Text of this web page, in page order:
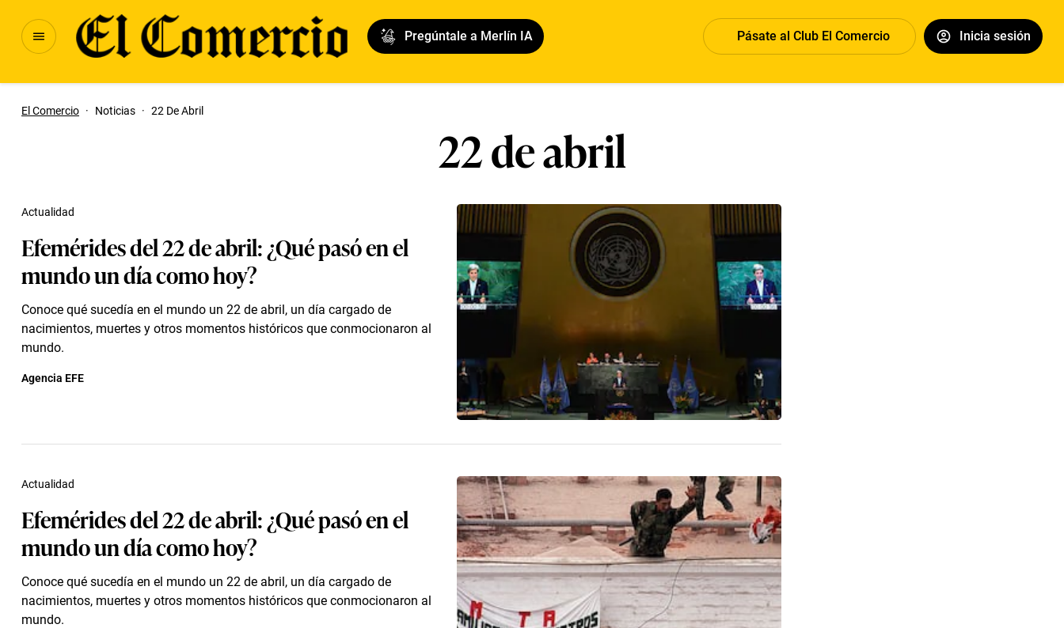
Pregúntale a Merlín IA Pásate al Club El Comercio Inicia sesión
El Comercio · Noticias · 22 De Abril
22 de abril
Efemérides del 22 de abril: ¿Qué pasó en el
mundo un día como hoy?
Conoce qué sucedía en el mundo un 22 de abril, un día cargado de
nacimientos, muertes y otros momentos históricos que conmocionaron al
mundo.
Actualidad
Agencia EFE
Efemérides del 22 de abril: ¿Qué pasó en el
mundo un día como hoy?
Conoce qué sucedía en el mundo un 22 de abril, un día cargado de
nacimientos, muertes y otros momentos históricos que conmocionaron al
mundo.
Actualidad